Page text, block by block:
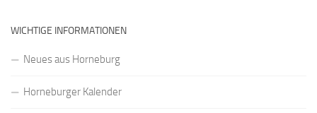
WICHTIGE INFORMATIONEN
Neues aus Horneburg
Horneburger Kalender